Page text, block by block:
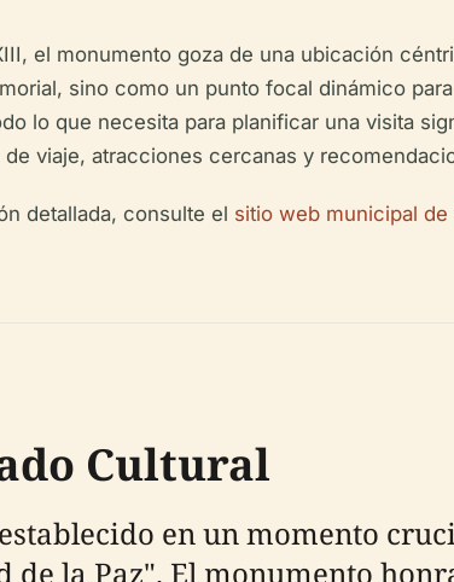
el monumento goza de una ubicación
sino como un punto focal dinámico
lo que necesita para planificar una visita
viaje, atracciones cercanas y
detallada, consulte el sitio web municipal de
Cultural
en un momento
la Paz". El monumento